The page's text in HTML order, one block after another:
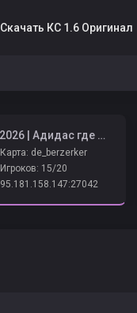
Скачать КС 1.6 Оригинал
️ ➤ Психушка 2026 | Адидас где бабки? ➤
Карта: de_berzerker
Игроков: 15/20
95.181.158.147:27042